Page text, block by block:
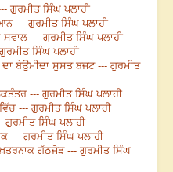
ਗੁਰਮੀਤ ਸਿੰਘ ਪਲਾਹੀ
--- ਗੁਰਮੀਤ ਸਿੰਘ ਪਲਾਹੀ
--- ਗੁਰਮੀਤ ਸਿੰਘ ਪਲਾਹੀ
ਸਿੰਘ ਪਲਾਹੀ
ਬੇਉਮੀਦਾ ਸੁਸਤ ਬਜਟ --- ਗੁਰਮੀਤ
--- ਗੁਰਮੀਤ ਸਿੰਘ ਪਲਾਹੀ
--- ਗੁਰਮੀਤ ਸਿੰਘ ਪਲਾਹੀ
ਸਿੰਘ ਪਲਾਹੀ
ਗੁਰਮੀਤ ਸਿੰਘ ਪਲਾਹੀ
ਗੱਠਜੋੜ --- ਗੁਰਮੀਤ ਸਿੰਘ